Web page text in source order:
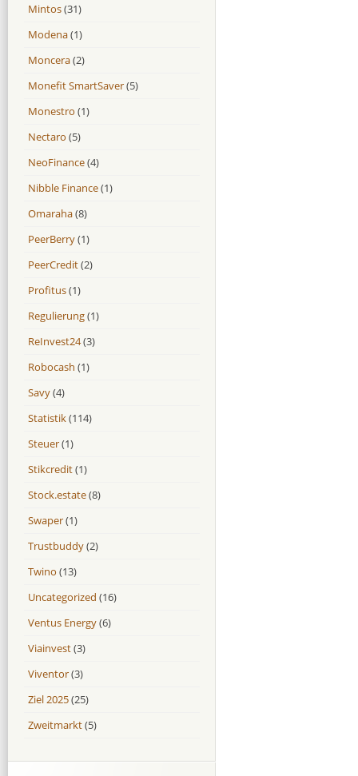
Mintos(31)
Modena(1)
Moncera(2)
Monefit SmartSaver(5)
Monestro (1)
Nectaro (5)
NeoFinance(4)
Nibble Finance(1)
Omaraha(8)
PeerBerry(1)
PeerCredit(2)
Profitus(1)
Regulierung(1)
ReInvest24(3)
Robocash (1)
Savy(4)
Statistik(114)
Steuer(1)
Stikcredit(1)
Stock.estate(8)
Swaper(1)
Trustbuddy(2)
Twino (13)
Uncategorized (16)
Ventus Energy(6)
Viainvest(3)
Viventor(3)
Ziel 2025(25)
Zweitmarkt(5)